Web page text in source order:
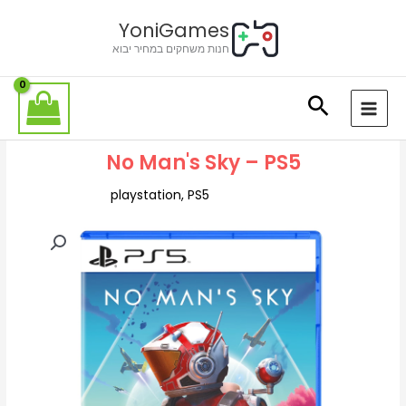
YoniGames
חנות משחקים במחיר יבוא
No Man's Sky – PS5
playstation,PS5